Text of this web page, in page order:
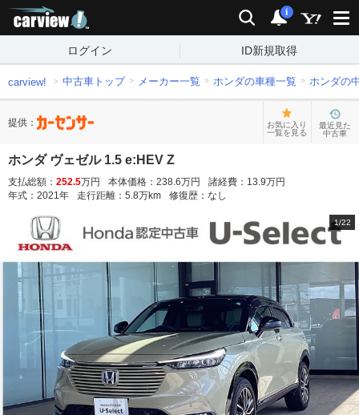
検索 通知
i
ログイン ID新規取得
carview! 中古車トップ メーカー一覧 ホンダの車種一覧 ホンダの
提供：
お気に入り
一覧を見る
最近見た
中古車
ホンダ ヴェゼル 1.5 e:HEV Z
支払総額： 252.5万円 本体価格： 238.6万円 諸経費： 13.9万円
年式： 2021年 走行距離： 5.8万km 修復歴： なし
1/22